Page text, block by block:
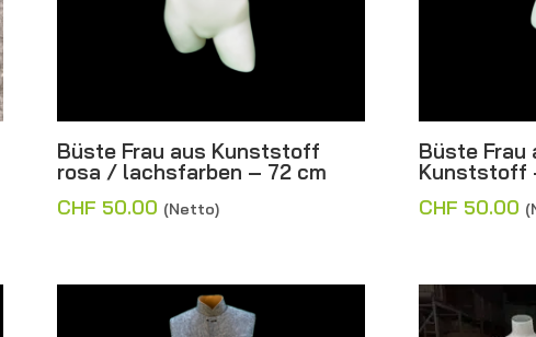
Büste Frau aus Kunststoff
rosa / lachsfarben – 72 cm
CHF 50.00 (Netto)
Büste Frau
Kunststoff
CHF 50.00